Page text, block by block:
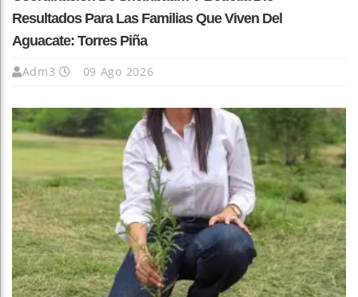
Resultados Para Las Familias Que Viven Del
Aguacate: Torres Piña
Adm3 09 Ago 2026